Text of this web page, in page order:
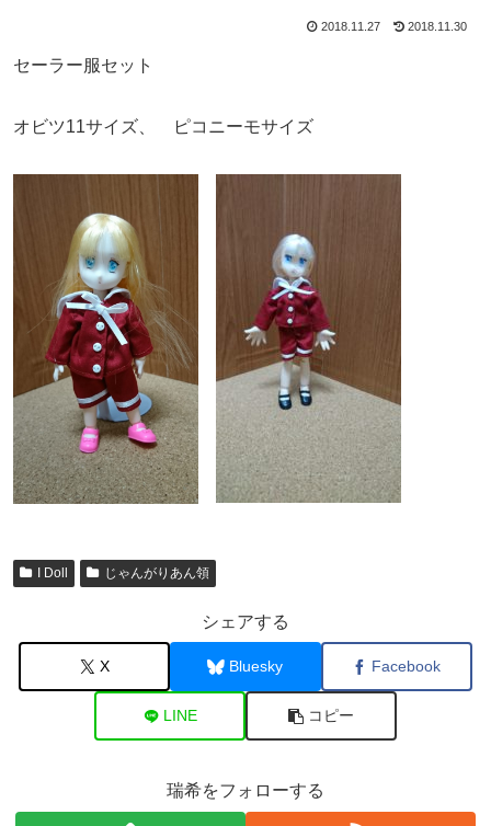
2018.11.27 2018.11.30
セーラー服セット
オビツ11サイズ、 ピコニーモサイズ
I Doll じゃんがりあん領
シェアする
X Bluesky Facebook
LINE コピー
瑞希をフォローする